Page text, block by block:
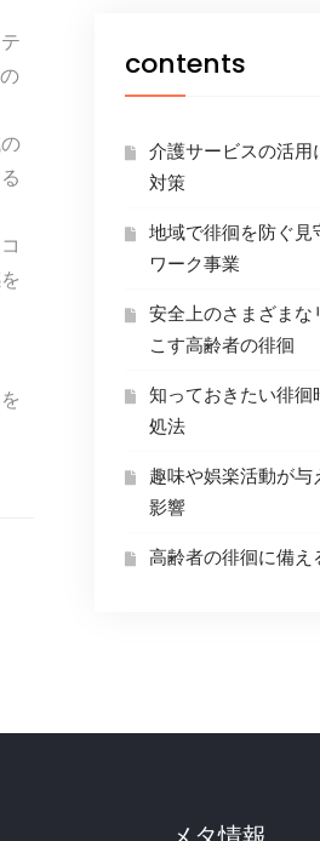
contents
介護サービスの活用
対策
地域で徘徊を防ぐ見
ワーク事業
安全上のさまざまな
こす高齢者の徘徊
知っておきたい徘徊
処法
趣味や娯楽活動が与
影響
高齢者の徘徊に備え